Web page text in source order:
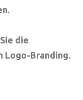
die
Branding.